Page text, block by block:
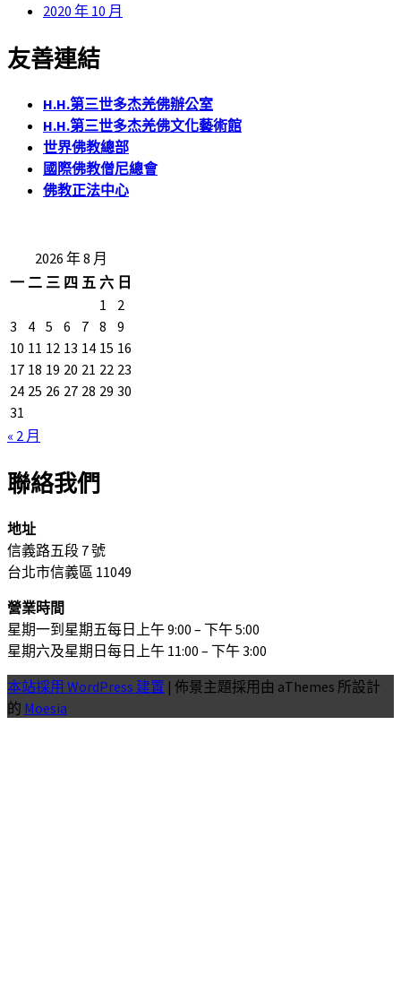
2020 年 10 月
友善連結
H.H.第三世多杰羌佛辦公室
H.H.第三世多杰羌佛文化藝術館
世界佛教總部
國際佛教僧尼總會
佛教正法中心
2026 年 8 月
一 二 三 四 五 六 日
1
2
3
4 5 6 7 8
9
10 11 12 13 14 15 16
17 18 19 20 21 22 23
24 25 26 27 28 29 30
31
« 2 月
聯絡我們
地址
信義路五段 7 號
台北市信義區 11049
營業時間
星期一到星期五每日上午 9:00 – 下午 5:00
星期六及星期日每日上午 11:00 – 下午 3:00
本站採用 WordPress 建置 | 佈景主題採用由 aThemes 所設計
的 Moesia